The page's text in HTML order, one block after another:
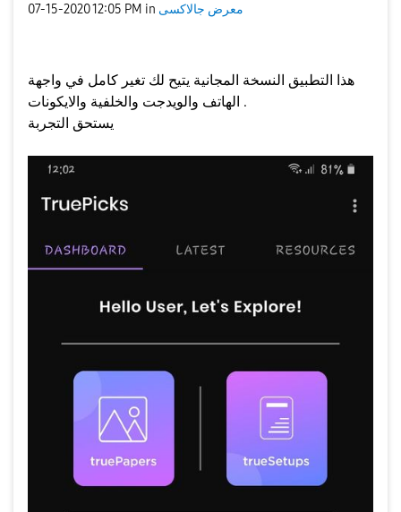
‎07-15-202012:05 PM in معرض جالاكسى
هذا التطبيق النسخة المجانية يتيح لك تغير كامل في واجهة
الهاتف والويدجت والخلفية والايكونات .